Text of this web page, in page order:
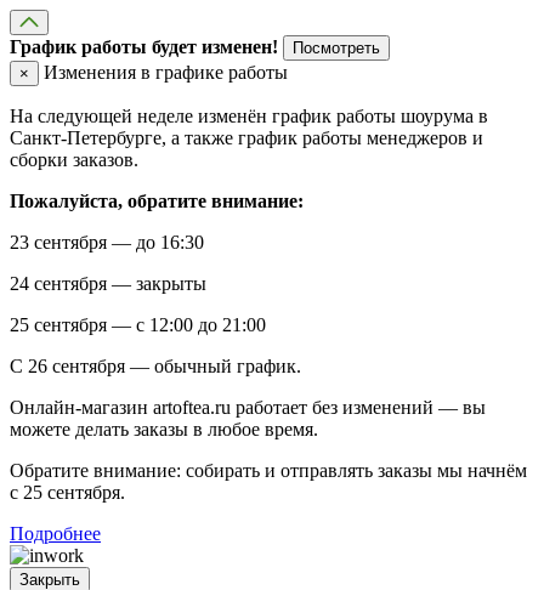
График работы будет изменен!
Посмотреть
×
Изменения в графике работы
На следующей неделе изменён график работы шоурума в
Санкт-Петербурге, а также график работы менеджеров и
сборки заказов.
Пожалуйста, обратите внимание:
23 сентября — до 16:30
24 сентября — закрыты
25 сентября — с 12:00 до 21:00
С 26 сентября — обычный график.
Онлайн-магазин artoftea.ru работает без изменений — вы
можете делать заказы в любое время.
Обратите внимание: собирать и отправлять заказы мы начнём
с 25 сентября.
Подробнее
Закрыть